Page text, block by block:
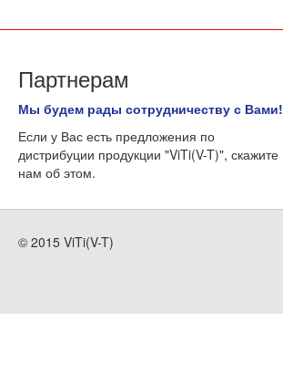
Партнерам
Мы будем рады сотрудничеству с Вами!
Если у Вас есть предложения по
дистрибуции продукции "ViTi(V-T)", скажите
нам об этом.
© 2015 ViTi(V-T)